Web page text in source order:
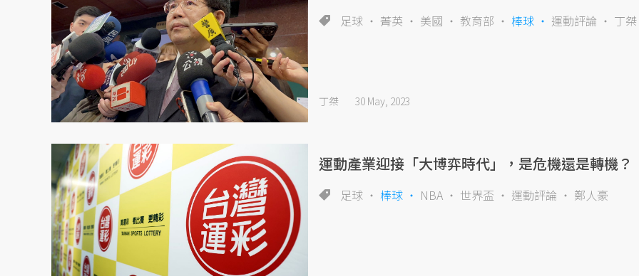
足球 菁英 美國 教育部 棒球 運動評論 丁桀
丁桀 30 May, 2023
運動產業迎接「大博弈時代」，是危機還是轉機？
足球 棒球 NBA 世界盃 運動評論 鄭人豪